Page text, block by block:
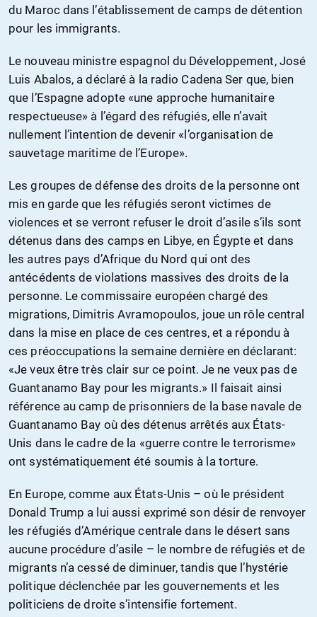
du Maroc dans l’établissement de camps de détention
pour les immigrants.
Le nouveau ministre espagnol du Développement, José
Luis Abalos, a déclaré à la radio Cadena Ser que, bien
que l’Espagne adopte «une approche humanitaire
respectueuse» à l’égard des réfugiés, elle n’avait
nullement l’intention de devenir «l’organisation de
sauvetage maritime de l’Europe».
Les groupes de défense des droits de la personne ont
mis en garde que les réfugiés seront victimes de
violences et se verront refuser le droit d’asile s’ils sont
détenus dans des camps en Libye, en Égypte et dans
les autres pays d’Afrique du Nord qui ont des
antécédents de violations massives des droits de la
personne. Le commissaire européen chargé des
migrations, Dimitris Avramopoulos, joue un rôle central
dans la mise en place de ces centres, et a répondu à
ces préoccupations la semaine dernière en déclarant:
«Je veux être très clair sur ce point. Je ne veux pas de
Guantanamo Bay pour les migrants.» Il faisait ainsi
référence au camp de prisonniers de la base navale de
Guantanamo Bay où des détenus arrêtés aux États-
Unis dans le cadre de la «guerre contre le terrorisme»
ont systématiquement été soumis à la torture.
En Europe, comme aux États-Unis – où le président
Donald Trump a lui aussi exprimé son désir de renvoyer
les réfugiés d’Amérique centrale dans le désert sans
aucune procédure d’asile – le nombre de réfugiés et de
migrants n’a cessé de diminuer, tandis que l’hystérie
politique déclenchée par les gouvernements et les
politiciens de droite s’intensifie fortement.